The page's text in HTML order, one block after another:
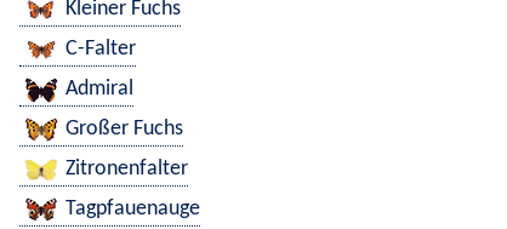
Kleiner Fuchs
C-Falter
Admiral
Großer Fuchs
Zitronenfalter
Tagpfauenauge